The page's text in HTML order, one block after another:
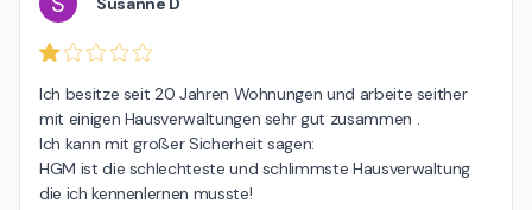
Ich besitze seit 20 Jahren Wohnungen und arbeite seither
mit einigen Hausverwaltungen sehr gut zusammen .
Ich kann mit großer Sicherheit sagen:
HGM ist die schlechteste und schlimmste Hausverwaltung
die ich kennenlernen musste!